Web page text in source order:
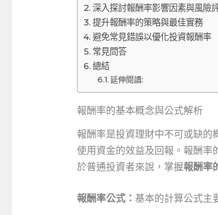
深入探討報酬率影響因素與風險
提升報酬率的策略與最佳實務
避免常見錯誤以優化投資報酬率
常見問答
總結
延伸閱讀:
報酬率的基本概念與公式解析
報酬率是投資理財中不可或缺的
使用資金的效益及回報。報酬率
於普通投資者來說，掌握報酬率
報酬率公式： 基本的計算公式主